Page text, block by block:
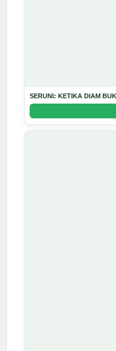
SERUNI: KETIKA DIAM